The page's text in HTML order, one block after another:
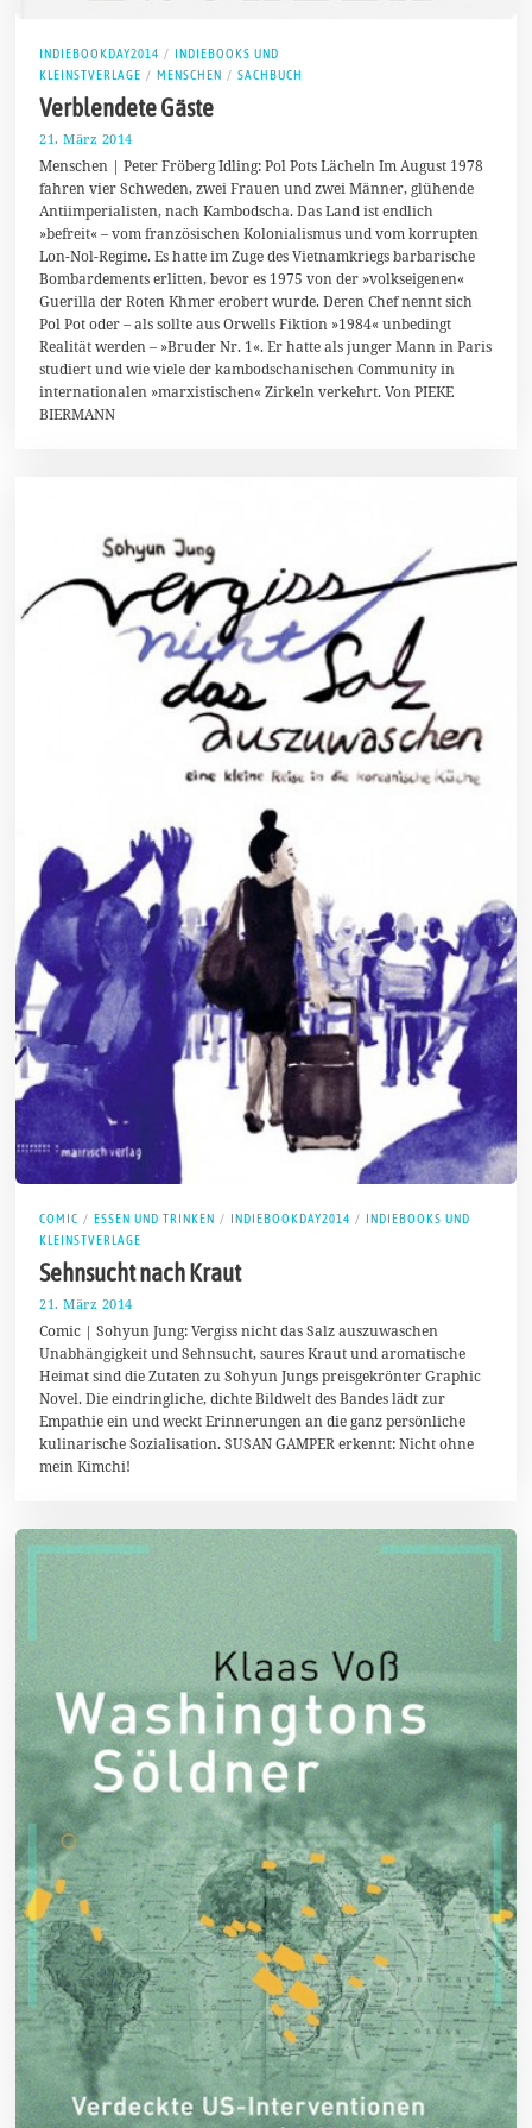
INDIEBOOKDAY2014 / INDIEBOOKS UND
KLEINSTVERLAGE / MENSCHEN / SACHBUCH
Verblendete Gäste
21. März 2014
.
M
ä
r
2
0
1
4
Menschen | Peter Fröberg Idling: Pol Pots Lächeln Im August 1978
fahren vier Schweden, zwei Frauen und zwei Männer, glühende
Antiimperialisten, nach Kambodscha. Das Land ist endlich
»befreit« – vom französischen Kolonialismus und vom korrupten
Lon-Nol-Regime. Es hatte im Zuge des Vietnamkriegs barbarische
Bombardements erlitten, bevor es 1975 von der »volkseigenen«
Guerilla der Roten Khmer erobert wurde. Deren Chef nennt sich
Pol Pot oder – als sollte aus Orwells Fiktion »1984« unbedingt
Realität werden – »Bruder Nr. 1«. Er hatte als junger Mann in Paris
studiert und wie viele der kambodschanischen Community in
internationalen »marxistischen« Zirkeln verkehrt. Von PIEKE
BIERMANN
COMIC / ESSEN UND TRINKEN / INDIEBOOKDAY2014 / INDIEBOOKS UND
KLEINSTVERLAGE
Sehnsucht nach Kraut
21. März 2014
M
a
i
2
1
4
Comic | Sohyun Jung: Vergiss nicht das Salz auszuwaschen
Unabhängigkeit und Sehnsucht, saures Kraut und aromatische
Heimat sind die Zutaten zu Sohyun Jungs preisgekrönter Graphic
Novel. Die eindringliche, dichte Bildwelt des Bandes lädt zur
Empathie ein und weckt Erinnerungen an die ganz persönliche
kulinarische Sozialisation. SUSAN GAMPER erkennt: Nicht ohne
mein Kimchi!